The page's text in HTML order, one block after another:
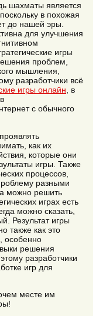
шахматы является
в похожая
до нашей эры.
для улучшения
игры
проблем,
мышления,
разработчики всё
игры онлайн , в
с обычного
как их
которые они
игры. Также
процессов,
разными
можно решить
играх есть
можно сказать,
Результат игры
также как это
особенно
решения
разработчики
игр для
месте им